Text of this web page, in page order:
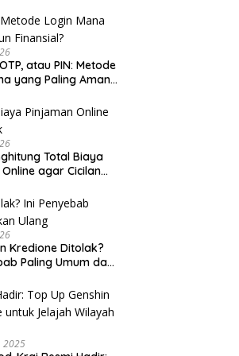
atau PIN: Metode
yang Paling Aman
Total Biaya
agar Cicilan
Kredione Ditolak?
Paling Umum dan
2025